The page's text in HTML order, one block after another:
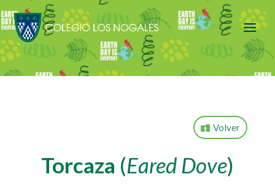
Volver
Torcaza (Eared Dove)